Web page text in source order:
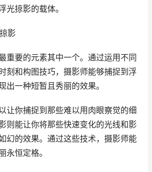
光掠影的载体。
影
重要的元素其中一个。通过运用不同
刻和构图技巧，摄影师能够捕捉到浮
出一种短暂且秀丽的效果。
让你捕捉到那些难以用肉眼察觉的细
则能让你将那些快速变化的光线和影
幻的效果。通过这些技术，摄影师能
永恒定格。